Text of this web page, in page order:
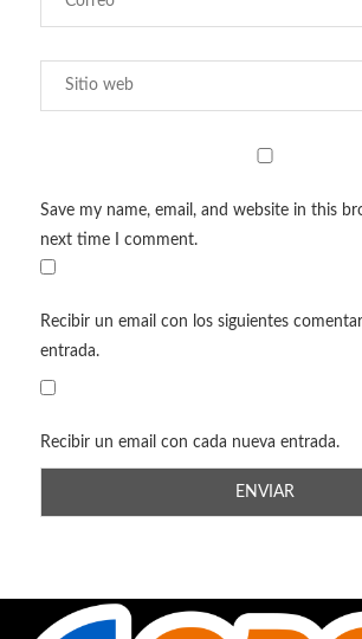
Save my name, email, and website in this
next time I comment.
Recibir un email con los siguientes
entrada.
Recibir un email con cada nueva entrada.